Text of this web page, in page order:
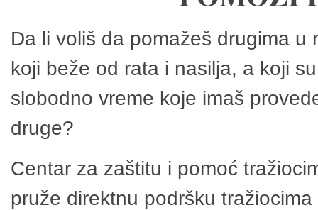
Da li voliš da pomažeš drugima
koji beže od rata i nasilja, a koji
slobodno vreme koje imaš
druge?
Centar za zaštitu i pomoć
pruže direktnu podršku